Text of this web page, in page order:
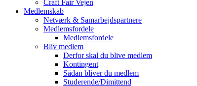
Craft Fair Vejen
Medlemskab
Netværk & Samarbejdspartnere
Medlemsfordele
Medlemsfordele
Bliv medlem
Derfor skal du blive medlem
Kontingent
Sådan bliver du medlem
Studerende/Dimittend